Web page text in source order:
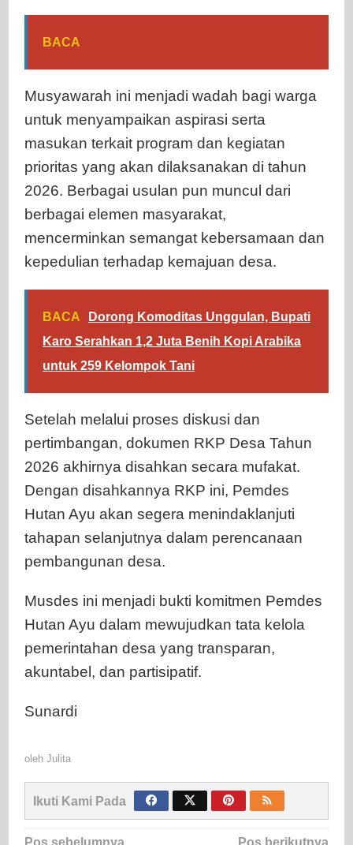
BACA
Musyawarah ini menjadi wadah bagi warga
untuk menyampaikan aspirasi serta
masukan terkait program dan kegiatan
prioritas yang akan dilaksanakan di tahun
2026. Berbagai usulan pun muncul dari
berbagai elemen masyarakat,
mencerminkan semangat kebersamaan dan
kepedulian terhadap kemajuan desa.
BACA
Dorong Komoditas Unggulan, Bupati
Karo Serahkan 1,2 Juta Benih Kopi Arabika
untuk 259 Kelompok Tani
Setelah melalui proses diskusi dan
pertimbangan, dokumen RKP Desa Tahun
2026 akhirnya disahkan secara mufakat.
Dengan disahkannya RKP ini, Pemdes
Hutan Ayu akan segera menindaklanjuti
tahapan selanjutnya dalam perencanaan
pembangunan desa.
Musdes ini menjadi bukti komitmen Pemdes
Hutan Ayu dalam mewujudkan tata kelola
pemerintahan desa yang transparan,
akuntabel, dan partisipatif.
Sunardi
oleh Julita
Ikuti Kami Pada
Pos sebelumnya Pos berikutnya